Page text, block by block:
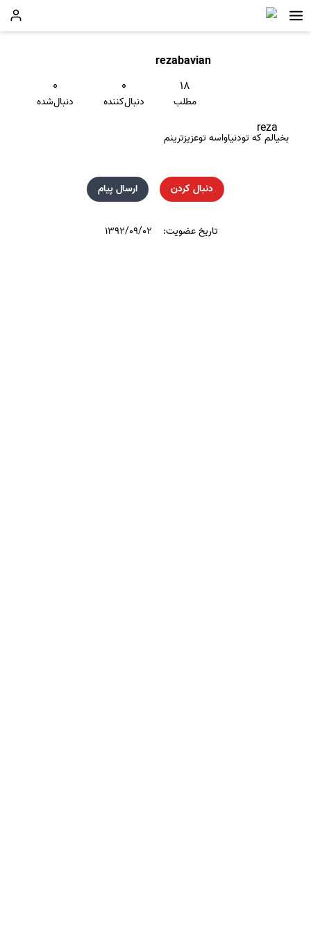
rezabavian
۱۸
مطلب
۰
دنبال‌کننده
۰
دنبال‌شده
reza
بخیالم که تودنیاواسه توعزیزترینم
دنبال کردن ارسال پیام
تاریخ عضویت: ۱۳۹۲/۰۹/۰۲